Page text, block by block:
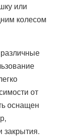
или
колесом
от
оснащен
закрытия.